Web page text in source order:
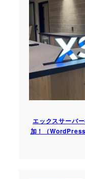
エックスサーバ
加！（